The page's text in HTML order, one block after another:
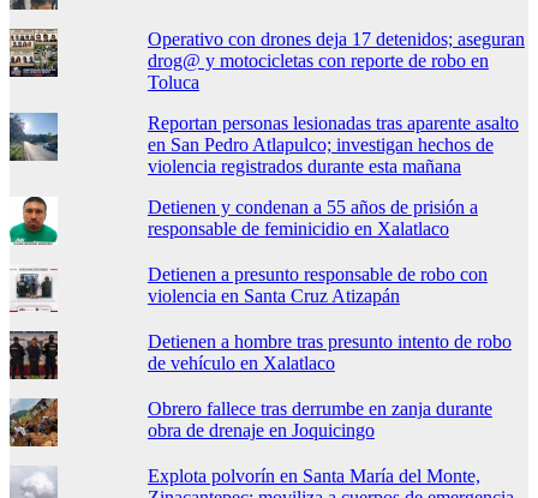
Operativo con drones deja 17 detenidos; aseguran
drog@ y motocicletas con reporte de robo en
Toluca
Reportan personas lesionadas tras aparente asalto
en San Pedro Atlapulco; investigan hechos de
violencia registrados durante esta mañana
Detienen y condenan a 55 años de prisión a
responsable de feminicidio en Xalatlaco
Detienen a presunto responsable de robo con
violencia en Santa Cruz Atizapán
Detienen a hombre tras presunto intento de robo
de vehículo en Xalatlaco
Obrero fallece tras derrumbe en zanja durante
obra de drenaje en Joquicingo
Explota polvorín en Santa María del Monte,